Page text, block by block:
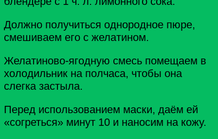
Должно получиться однородное пюре,
смешиваем его с желатином.
Желатиново-ягодную смесь помещаем в
холодильник на полчаса, чтобы она
слегка застыла.
Перед использованием маски, даём ей
«согреться» минут 10 и наносим на кожу.